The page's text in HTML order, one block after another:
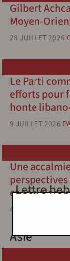
Gilbert
Moyen-
28 JUILLET 2026
Le Parti
efforts pour
honte
9 JUILLET 2026
Une
et sociales
4 JUILLET 2026
Asie
Lettre